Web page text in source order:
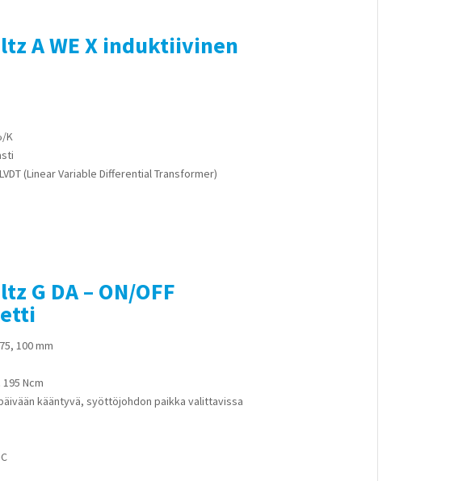
A WE X induktiivinen
K
(Linear Variable Differential Transformer)
G DA – ON/OFF
100 mm
Ncm
kääntyvä, syöttöjohdon paikka valittavissa